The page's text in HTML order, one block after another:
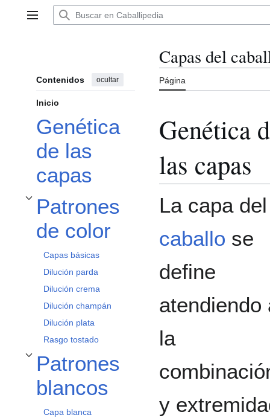
Menú principal
Contenidos ocultar
Inicio
Genética
de las
capas
Patrones
de color
Alternar subsección Patrones de color
Capas básicas
Dilución parda
Dilución crema
Dilución champán
Dilución plata
Rasgo tostado
Patrones
blancos
Alternar subsección Patrones blancos
Capa blanca
Capas del
Página
Genética
las capas
La capa del
caballo se
define
atendiendo
la
y